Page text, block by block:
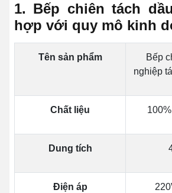
1. Bếp chiên tách
hợp với quy mô kinh
Tên sản phẩm
Bếp
nghiệp
Chất liệu
Dung tích
Điện áp